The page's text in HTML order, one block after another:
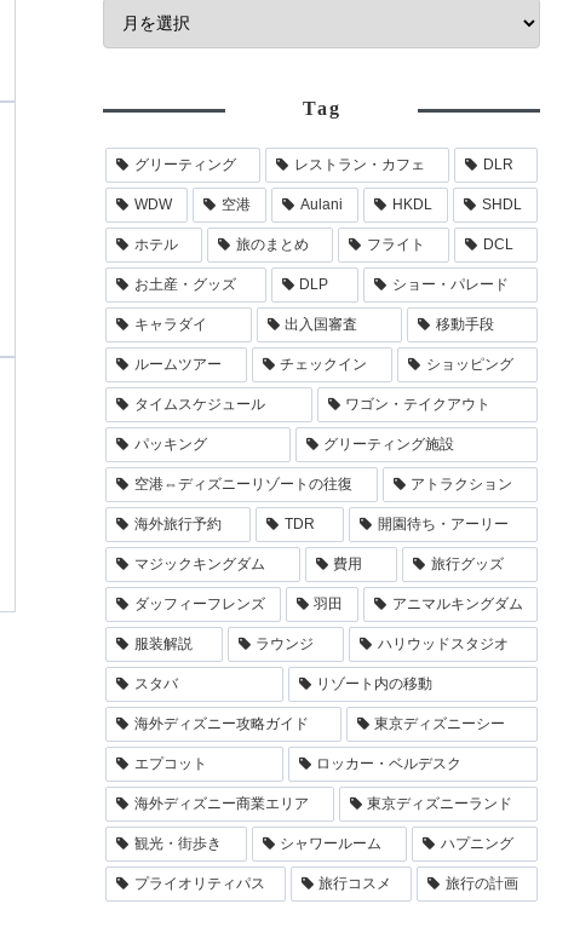
Tag
グリーティング レストラン・カフェ DLR
WDW 空港 Aulani HKDL SHDL
ホテル 旅のまとめ フライト DCL
お土産・グッズ DLP ショー・パレード
キャラダイ 出入国審査 移動手段
ルームツアー チェックイン ショッピング
タイムスケジュール ワゴン・テイクアウト
パッキング グリーティング施設
空港⇔ディズニーリゾートの往復 アトラクション
海外旅行予約 TDR 開園待ち・アーリー
マジックキングダム 費用 旅行グッズ
ダッフィーフレンズ 羽田 アニマルキングダム
服装解説 ラウンジ ハリウッドスタジオ
スタバ リゾート内の移動
海外ディズニー攻略ガイド 東京ディズニーシー
エプコット ロッカー・ベルデスク
海外ディズニー商業エリア 東京ディズニーランド
観光・街歩き シャワールーム ハプニング
プライオリティパス 旅行コスメ 旅行の計画